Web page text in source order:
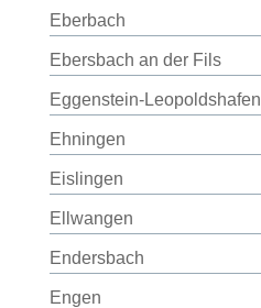
Eberbach
Ebersbach an der Fils
Eggenstein-Leopoldshafen
Ehningen
Eislingen
Ellwangen
Endersbach
Engen